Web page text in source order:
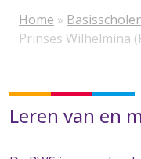
Home »
Prinses Wilhelmina
Leren van en